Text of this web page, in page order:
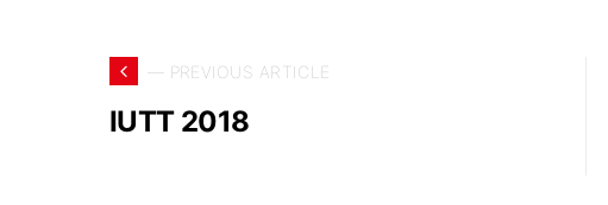
— PREVIOUS ARTICLE
IUTT 2018